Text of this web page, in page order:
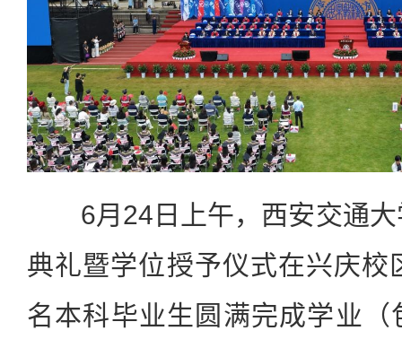
6月24日上午，西安交通大
典礼暨学位授予仪式在兴庆校
名本科毕业生圆满完成学业